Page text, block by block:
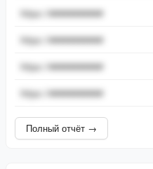
https://###########
https://###########
https://###########
https://###########
Полный отчёт →